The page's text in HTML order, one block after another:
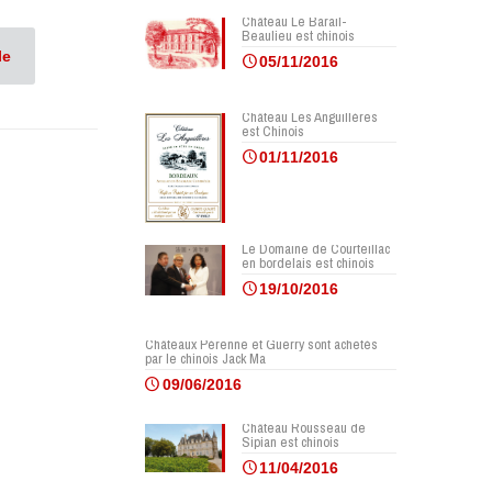
Château Le Barail-
Beaulieu est chinois
05/11/2016
Château Les Anguillères
est Chinois
01/11/2016
Le Domaine de Courteillac
en bordelais est chinois
19/10/2016
Châteaux Pérenne et Guerry sont achetés
par le chinois Jack Ma
09/06/2016
Château Rousseau de
Sipian est chinois
11/04/2016